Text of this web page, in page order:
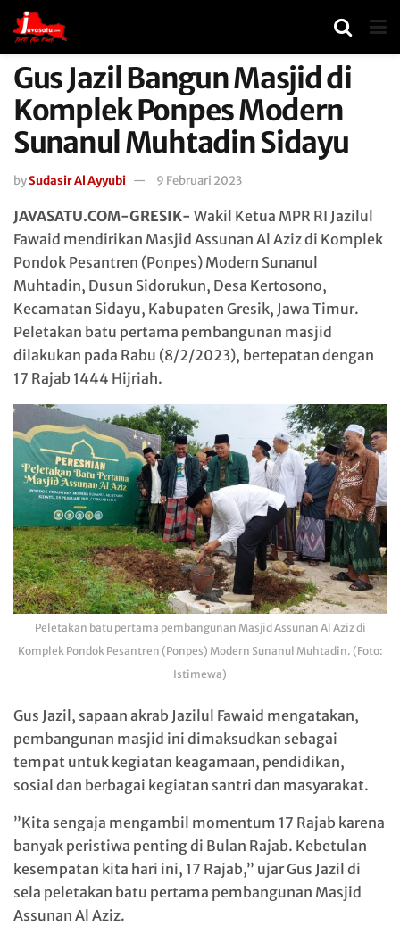
Gus Jazil Bangun Masjid di
Komplek Ponpes Modern
Sunanul Muhtadin Sidayu
bySudasir Al Ayyubi 9 Februari 2023
JAVASATU.COM-GRESIK- Wakil Ketua MPR RI Jazilul
Fawaid mendirikan Masjid Assunan Al Aziz di Komplek
Pondok Pesantren (Ponpes) Modern Sunanul
Muhtadin, Dusun Sidorukun, Desa Kertosono,
Kecamatan Sidayu, Kabupaten Gresik, Jawa Timur.
Peletakan batu pertama pembangunan masjid
dilakukan pada Rabu (8/2/2023), bertepatan dengan
17 Rajab 1444 Hijriah.
Peletakan batu pertama pembangunan Masjid Assunan Al Aziz di
Komplek Pondok Pesantren (Ponpes) Modern Sunanul Muhtadin. (Foto:
Istimewa)
Gus Jazil, sapaan akrab Jazilul Fawaid mengatakan,
pembangunan masjid ini dimaksudkan sebagai
tempat untuk kegiatan keagamaan, pendidikan,
sosial dan berbagai kegiatan santri dan masyarakat.
”Kita sengaja mengambil momentum 17 Rajab karena
banyak peristiwa penting di Bulan Rajab. Kebetulan
kesempatan kita hari ini, 17 Rajab,” ujar Gus Jazil di
sela peletakan batu pertama pembangunan Masjid
Assunan Al Aziz.